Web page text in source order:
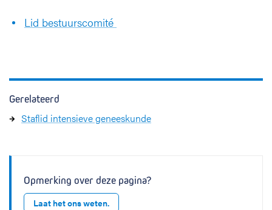
Lid bestuurscomité
Gerelateerd
Staflid intensieve geneeskunde
Opmerking over deze pagina?
Laat het ons weten.